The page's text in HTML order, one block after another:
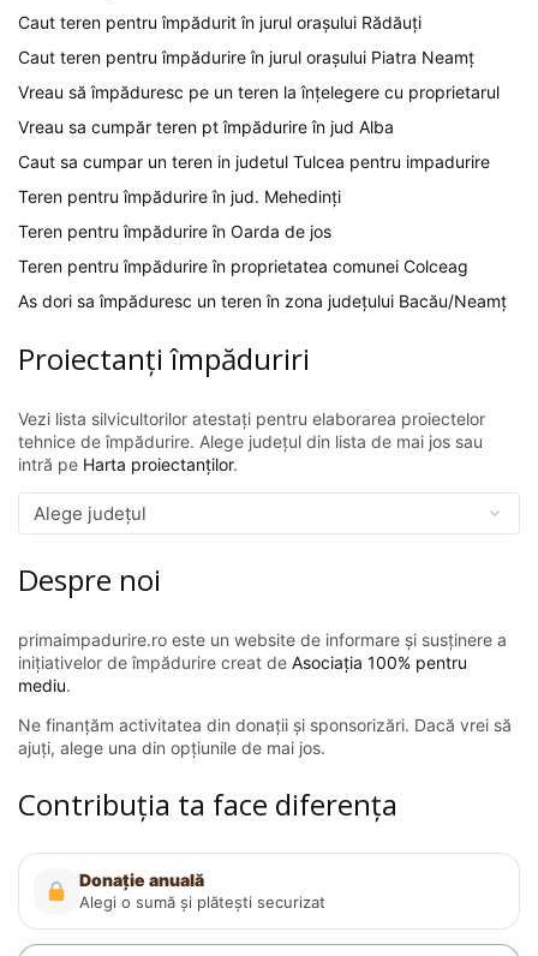
Caut teren pentru împădurit în jurul orașului Rădăuți
Caut teren pentru împădurire în jurul orașului Piatra Neamț
Vreau să împăduresc pe un teren la înțelegere cu proprietarul
Vreau sa cumpăr teren pt împădurire în jud Alba
Caut sa cumpar un teren in judetul Tulcea pentru impadurire
Teren pentru împădurire în jud. Mehedinți
Teren pentru împădurire în Oarda de jos
Teren pentru împădurire în proprietatea comunei Colceag
As dori sa împăduresc un teren în zona județului Bacău/Neamț
Proiectanți împăduriri
Vezi lista silvicultorilor atestați pentru elaborarea proiectelor
tehnice de împădurire. Alege județul din lista de mai jos sau
intră pe Harta proiectanților.
Despre noi
primaimpadurire.ro este un website de informare și susținere a
inițiativelor de împădurire creat de Asociația 100% pentru
mediu.
Ne finanțăm activitatea din donații și sponsorizări. Dacă vrei să
ajuți, alege una din opțiunile de mai jos.
Contribuția ta face diferența
Donație anuală
Alegi o sumă și plătești securizat